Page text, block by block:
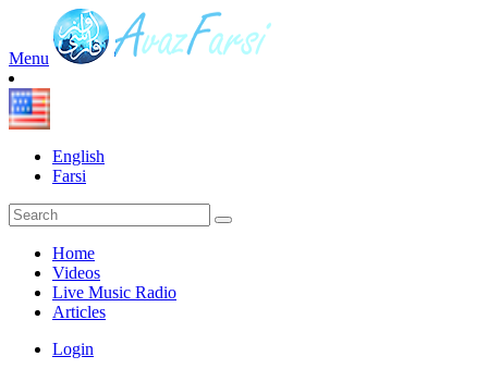
Menu
English
Farsi
Home
Videos
Live Music Radio
Articles
Login